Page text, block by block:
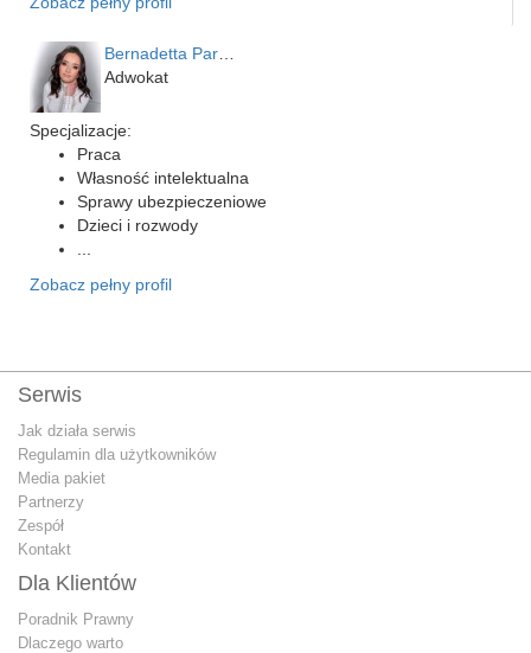
Adwokat
Specjalizacje:
Praca
Własność intelektualna
Sprawy ubezpieczeniowe
Dzieci i rozwody
Zobacz pełny profil
Serwis
Jak działa serwis
Regulamin dla użytkowników
Media pakiet
Partnerzy
Zespół
Kontakt
Dla Klientów
Poradnik Prawny
Dlaczego warto